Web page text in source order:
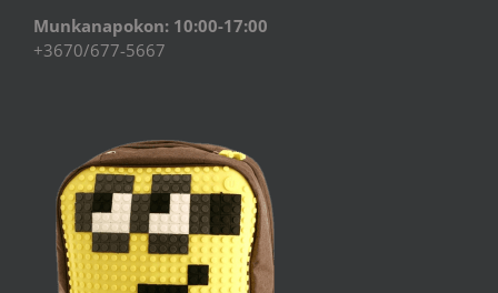
Munkanapokon: 10:00-17:00
+3670/677-5667